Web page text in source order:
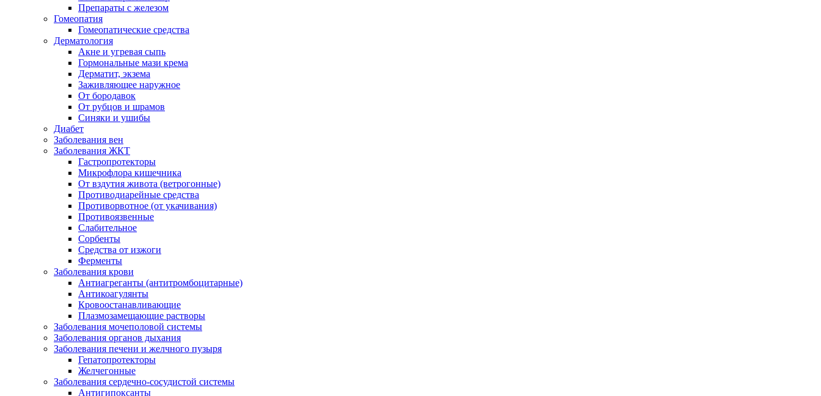
Препараты с железом
Гомеопатия
Гомеопатические средства
Дерматология
Акне и угревая сыпь
Гормональные мази крема
Дерматит, экзема
Заживляющее наружное
От бородавок
От рубцов и шрамов
Синяки и ушибы
Диабет
Заболевания вен
Заболевания ЖКТ
Гастропротекторы
Микрофлора кишечника
От вздутия живота (ветрогонные)
Противодиарейные средства
Противорвотное (от укачивания)
Противоязвенные
Слабительное
Сорбенты
Средства от изжоги
Ферменты
Заболевания крови
Антиагреганты (антитромбоцитарные)
Антикоагулянты
Кровоостанавливающие
Плазмозамещающие растворы
Заболевания мочеполовой системы
Заболевания органов дыхания
Заболевания печени и желчного пузыря
Гепатопротекторы
Желчегонные
Заболевания сердечно-сосудистой системы
Антигипоксанты